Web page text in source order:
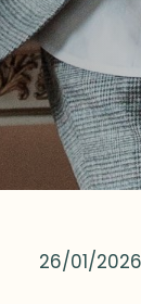
26/01/2026